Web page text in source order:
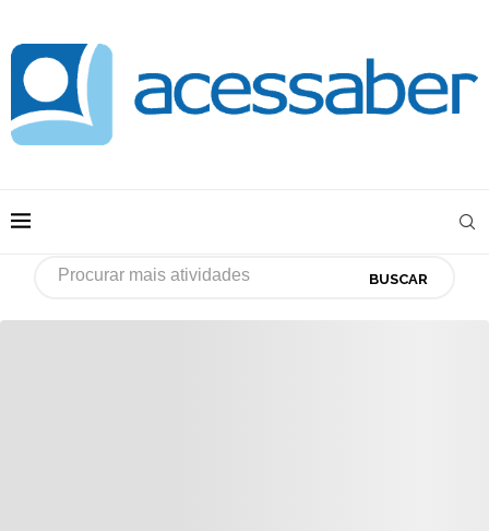
BUSCAR